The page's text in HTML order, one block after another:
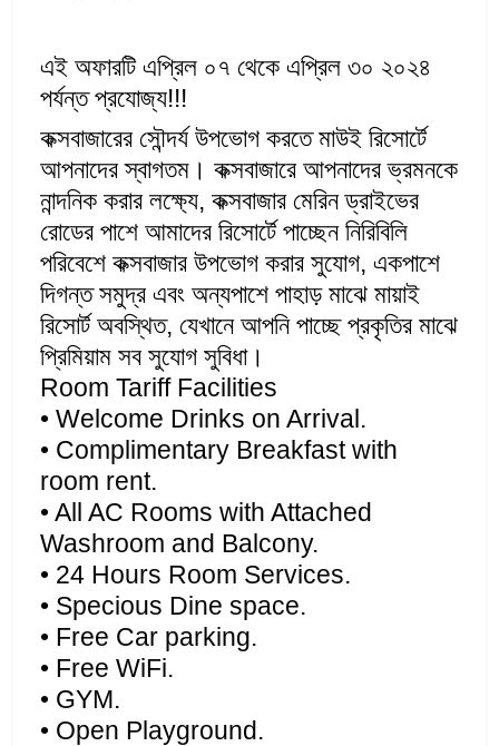
এই অফারটি এপ্রিল ০৭ থেকে এপ্রিল ৩০ ২০২৪
পর্যন্ত প্রযোজ্য!!!
কক্সবাজারের সৌন্দর্য উপভোগ করতে মাউই রিসোর্টে
আপনাদের স্বাগতম। কক্সবাজারে আপনাদের ভ্রমনকে
নান্দনিক করার লক্ষ্যে, কক্সবাজার মেরিন ড্রাইভের
রোডের পাশে আমাদের রিসোর্টে পাচ্ছেন নিরিবিলি
পরিবেশে কক্সবাজার উপভোগ করার সুযোগ, একপাশে
দিগন্ত সমুদ্র এবং অন্যপাশে পাহাড় মাঝে মায়াই
রিসোর্ট অবস্থিত, যেখানে আপনি পাচ্ছে প্রকৃতির মাঝে
প্রিমিয়াম সব সুযোগ সুবিধা।
Room Tariff Facilities
• Welcome Drinks on Arrival.
• Complimentary Breakfast with
room rent.
• All AC Rooms with Attached
Washroom and Balcony.
• 24 Hours Room Services.
• Specious Dine space.
• Free Car parking.
• Free WiFi.
• GYM.
• Open Playground.